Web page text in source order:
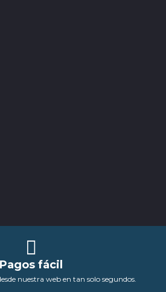
Pagos fácil
nuestra web en tan solo segundos.